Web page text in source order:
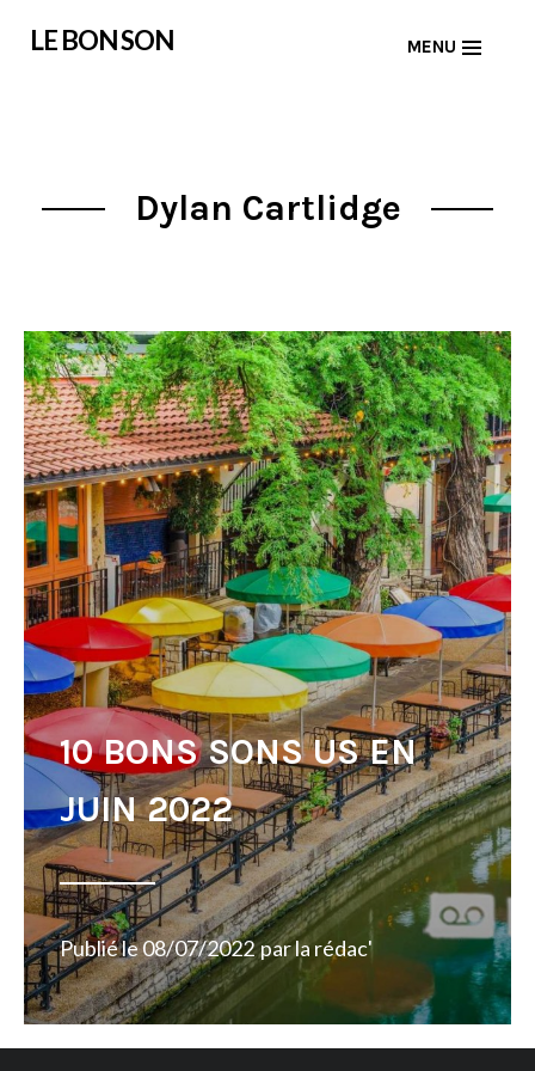
LE BON SON MENU
Dylan Cartlidge
10 BONS SONS US EN
JUIN 2022
Publié le08/07/2022 parla rédac'